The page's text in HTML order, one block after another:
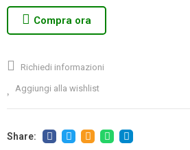
Compra ora
Richiedi informazioni
Aggiungi alla wishlist